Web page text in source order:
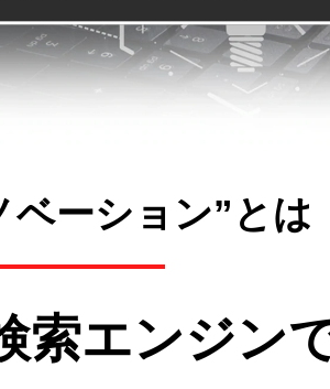
ベーション”とは
索エンジン